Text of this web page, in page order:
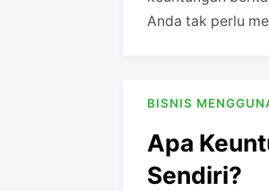
Anda tak perlu
BISNIS
Apa
Sendiri?